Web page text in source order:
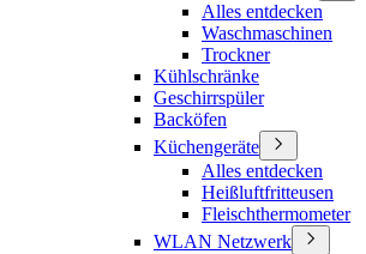
Alles entdecken
Waschmaschinen
Trockner
Kühlschränke
Geschirrspüler
Backöfen
Küchengeräte
Alles entdecken
Heißluftfritteusen
Fleischthermometer
WLAN Netzwerk